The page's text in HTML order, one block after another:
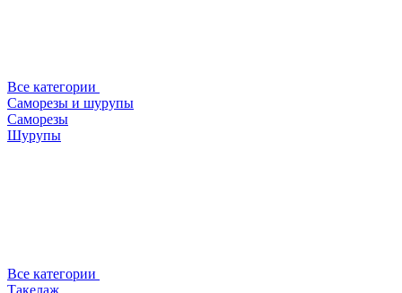
Все категории
Саморезы и шурупы
Саморезы
Шурупы
Все категории
Такелаж